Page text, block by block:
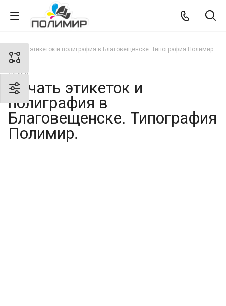
Печать этикеток и полиграфия в Благовещенске. Типография Полимир.
Услуги
Печать этикеток и
полиграфия в
Благовещенске. Типография
Полимир.